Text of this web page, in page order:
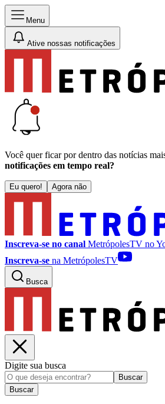
Menu
Ative nossas notificações
Você quer ficar por dentro das notícias
notificações em tempo real?
Eu quero! Agora não
Inscreva-se no canal MetrópolesTV no
Inscreva-se na MetrópolesTV
Busca
Digite sua busca
Buscar
Buscar